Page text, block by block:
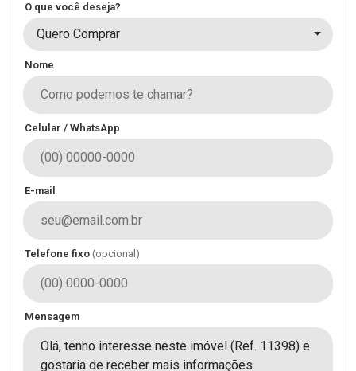
O que você deseja?
Quero Comprar
Nome
Celular / WhatsApp
E-mail
Telefone fixo (opcional)
Mensagem